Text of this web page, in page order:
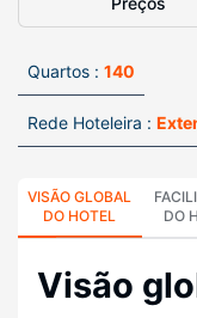
Quartos : 140
Rede Hoteleira :
VISÃO GLOBAL
DO HOTEL
DO
Visão